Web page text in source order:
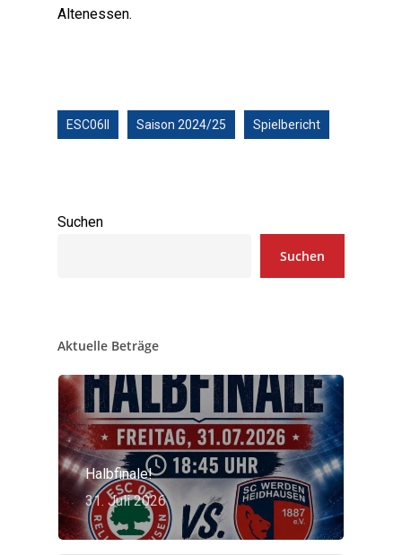
Altenessen.
ESC06II Saison 2024/25 Spielbericht
Suchen
Suchen
Aktuelle Beträge
Halbfinale!
31. Juli 2026